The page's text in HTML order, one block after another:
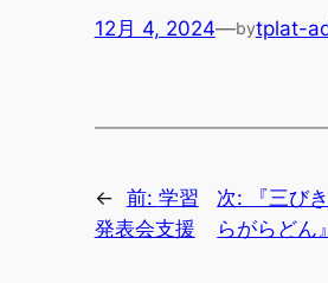
12月 4, 2024—bytplat-
← 前: 学習
発表会支援
次:
『三び
らがらどん』